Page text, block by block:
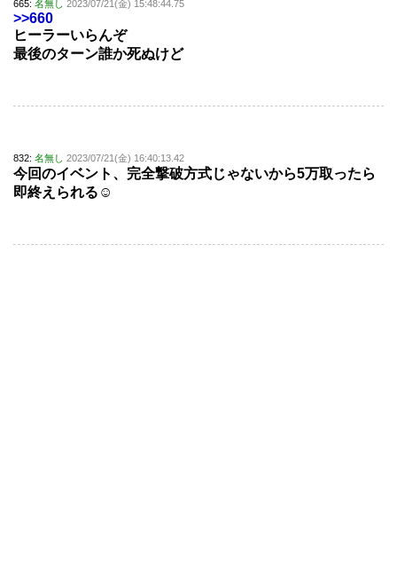
665: 名無し 2023/07/21(金) 15:48:44.75
>>660
ヒーラーいらんぞ
最後のターン誰か死ぬけど
832: 名無し 2023/07/21(金) 16:40:13.42
今回のイベント、完全撃破方式じゃないから5万取ったら
即終えられる☺